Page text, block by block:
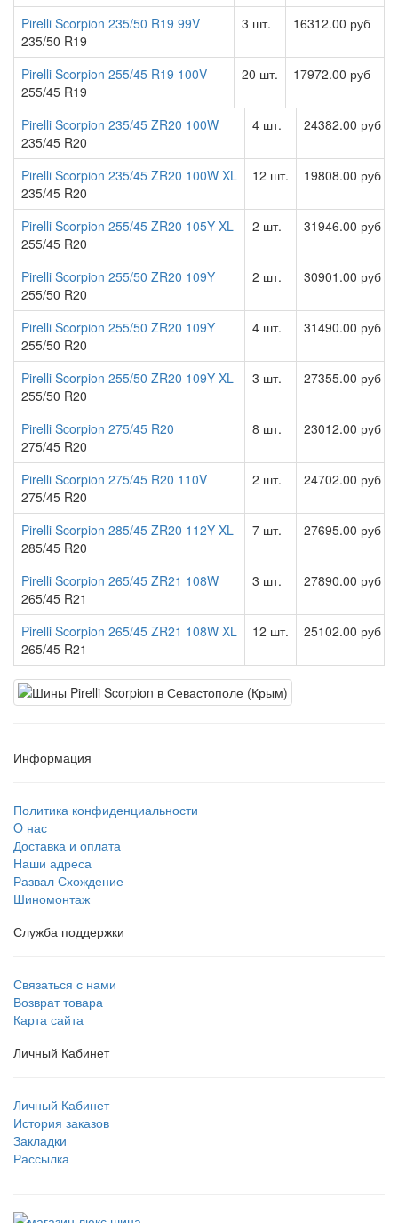
Pirelli Scorpion 235/50 R19 99V
235/50 R19
3 шт. 16312.00 руб
Pirelli Scorpion 255/45 R19 100V
255/45 R19
20 шт. 17972.00 руб
Pirelli Scorpion 235/45 ZR20 100W
235/45 R20
4 шт. 24382.00 руб
Pirelli Scorpion 235/45 ZR20 100W XL
235/45 R20
12 шт. 19808.00 руб
Pirelli Scorpion 255/45 ZR20 105Y XL
255/45 R20
2 шт. 31946.00 руб
Pirelli Scorpion 255/50 ZR20 109Y
255/50 R20
2 шт. 30901.00 руб
Pirelli Scorpion 255/50 ZR20 109Y
255/50 R20
4 шт. 31490.00 руб
Pirelli Scorpion 255/50 ZR20 109Y XL
255/50 R20
3 шт. 27355.00 руб
Pirelli Scorpion 275/45 R20
275/45 R20
8 шт. 23012.00 руб
Pirelli Scorpion 275/45 R20 110V
275/45 R20
2 шт. 24702.00 руб
Pirelli Scorpion 285/45 ZR20 112Y XL
285/45 R20
7 шт. 27695.00 руб
Pirelli Scorpion 265/45 ZR21 108W
265/45 R21
3 шт. 27890.00 руб
Pirelli Scorpion 265/45 ZR21 108W XL
265/45 R21
12 шт. 25102.00 руб
Информация
Политика конфиденциальности
O нас
Доставка и оплата
Наши адреса
Развал Схождение
Шиномонтаж
Служба поддержки
Связаться с нами
Возврат товара
Карта сайта
Личный Кабинет
Личный Кабинет
История заказов
Закладки
Рассылка